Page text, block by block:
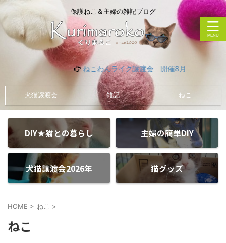
保護ねこ＆主婦の雑記ブログ
ねこわんライク譲渡会 開催8月
犬猫譲渡会 雑記 ねこ
DIY★猫との暮らし 主婦の簡単DIY
犬猫譲渡会2026年 猫グッズ
HOME > ねこ >
ねこ